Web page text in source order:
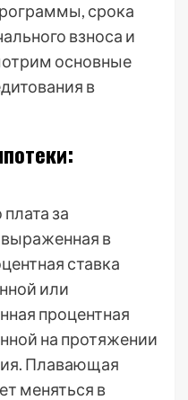
срока
взноса и
основные
в
за
в
ставка
или
процентная
на протяжении
Плавающая
меняться в